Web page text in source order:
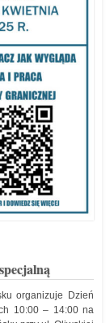
organizuje Dzień
10:00 – 14:00 na